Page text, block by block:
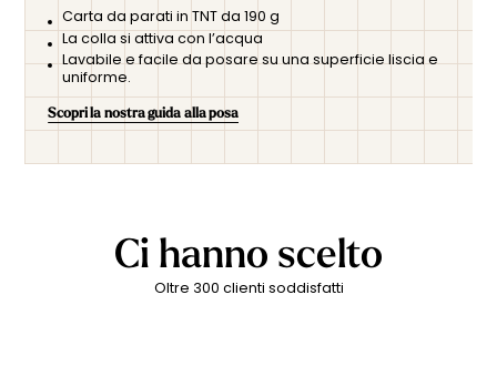
Carta da parati in TNT da 190 g
La colla si attiva con l’acqua
Lavabile e facile da posare su una superficie liscia e
uniforme.
Scopri la nostra guida alla posa
Ci hanno scelto
Oltre 300 clienti soddisfatti